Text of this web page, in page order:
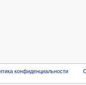
конфиденциальности